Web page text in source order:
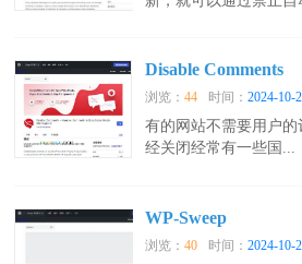
Disable Comments
浏览：44 时间：2024-10-
有的网站不需要用户
经关闭经常有一些国...
WP-Sweep
浏览：40 时间：2024-10-